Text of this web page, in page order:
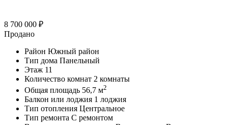
8 700 000 ₽
Продано
Район Южный район
Тип дома Панельный
Этаж 11
Количество комнат 2 комнаты
Общая площадь 56,7 м2
Балкон или лоджия 1 лоджия
Тип отопления Центральное
Тип ремонта С ремонтом